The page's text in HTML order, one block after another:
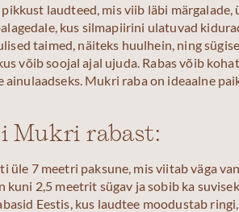
laudteed, mis viib läbi märgalade,
kus silmapiirini ulatuvad
taimed, näiteks huulhein, ning
võib soojal ajal ujuda. Rabas võib
Mukri raba on ideaalne
Mukri rabast:
7 meetri paksune, mis viitab väga
kuni 2,5 meetrit sügav ja sobib ka
Eestis, kus laudtee moodustab